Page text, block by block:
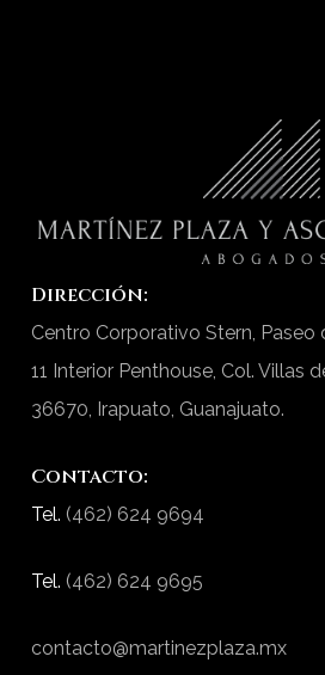
Dirección:
Centro Corporativo Stern, Paseo
11 Interior Penthouse, Col. Villas
36670, Irapuato, Guanajuato.
Contacto:
Tel. (462) 624 9694
Tel. (462) 624 9695
contacto@martinezplaza.mx